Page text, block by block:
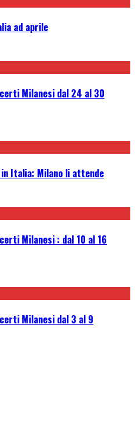
ad aprile
Milanesi dal 24 al 30
Italia: Milano li attende
Milanesi : dal 10 al 16
Milanesi dal 3 al 9